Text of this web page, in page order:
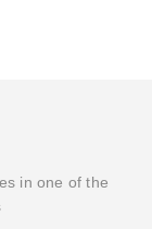
in one of the